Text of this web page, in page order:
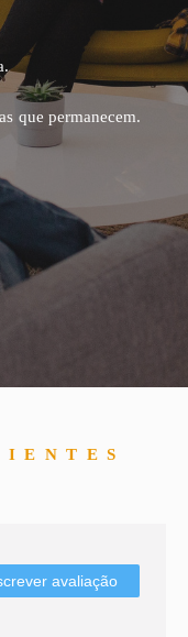
que permanecem.
avaliação